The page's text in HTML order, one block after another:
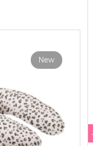
New
-